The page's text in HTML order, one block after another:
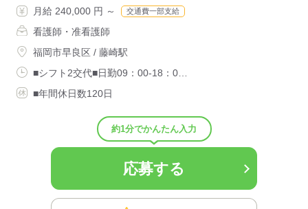
月給 240,000 円 ～ 交通費一部支給
看護師・准看護師
福岡市早良区 / 藤崎駅
■シフト2交代■日勤09：00-18：0…
■年間休日数120日
約1分でかんたん入力
応募する